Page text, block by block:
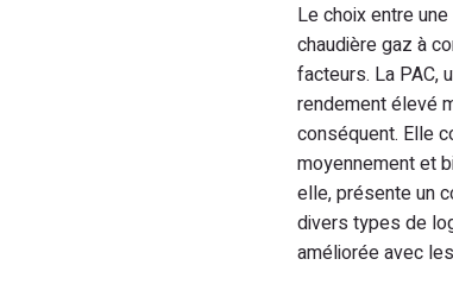
Le choix entre une
chaudière gaz à
facteurs. La PAC,
rendement élevé
conséquent. Elle
moyennement et
elle, présente un
divers types de
améliorée avec